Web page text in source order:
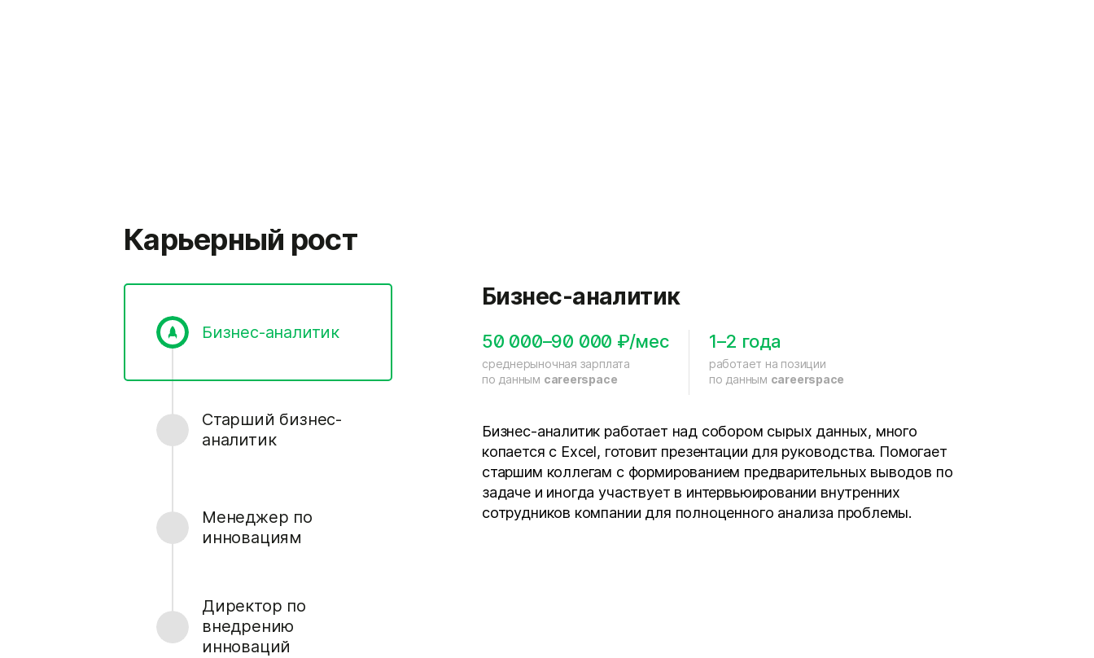
Карьерный рост
Бизнес-аналитик
Старший бизнес-
аналитик
Менеджер по
инновациям
Директор по
внедрению
инноваций
Бизнес-аналитик
50 000–90 000 ₽/мес
среднерыночная зарплата
по данным careerspace
1–2 года
работает на позиции
по данным careerspace
Бизнес-аналитик работает над собором сырых данных, много
копается с Excel, готовит презентации для руководства. Помогает
старшим коллегам с формированием предварительных выводов по
задаче и иногда участвует в интервьюировании внутренних
сотрудников компании для полноценного анализа проблемы.